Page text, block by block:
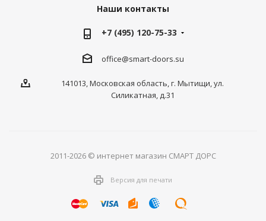
Наши контакты
+7 (495) 120-75-33
office@smart-doors.su
141013, Московская область, г. Мытищи, ул.
Силикатная, д.31
2011-2026 © интернет магазин СМАРТ ДОРС
Версия для печати